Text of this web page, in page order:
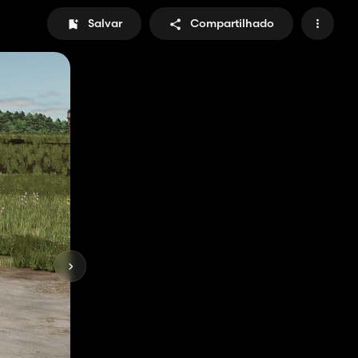
Salvar Compartilhado